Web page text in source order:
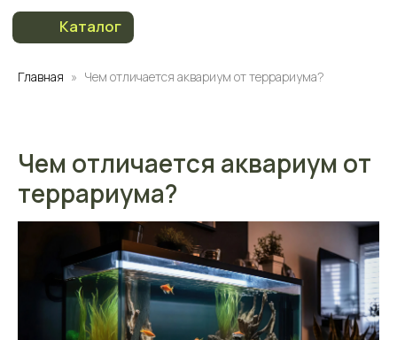
Каталог
Каталог
Главная Чем отличается аквариум от террариума?
Чем отличается аквариум от
террариума?